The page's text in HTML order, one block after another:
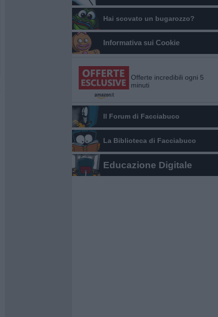
Hai scovato un bugarozzo?
Informativa sui Cookie
Offerte incredibili ogni 5
minuti
Il Forum di Facciabuco
La Biblioteca di Facciabuco
Educazione Digitale